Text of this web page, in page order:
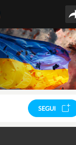
SEGUI